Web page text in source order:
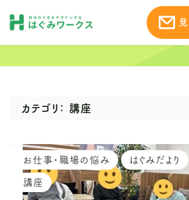
はぐみワークスブ
カテゴリ： 講座
お仕事・職場の悩み はぐみだより
講座